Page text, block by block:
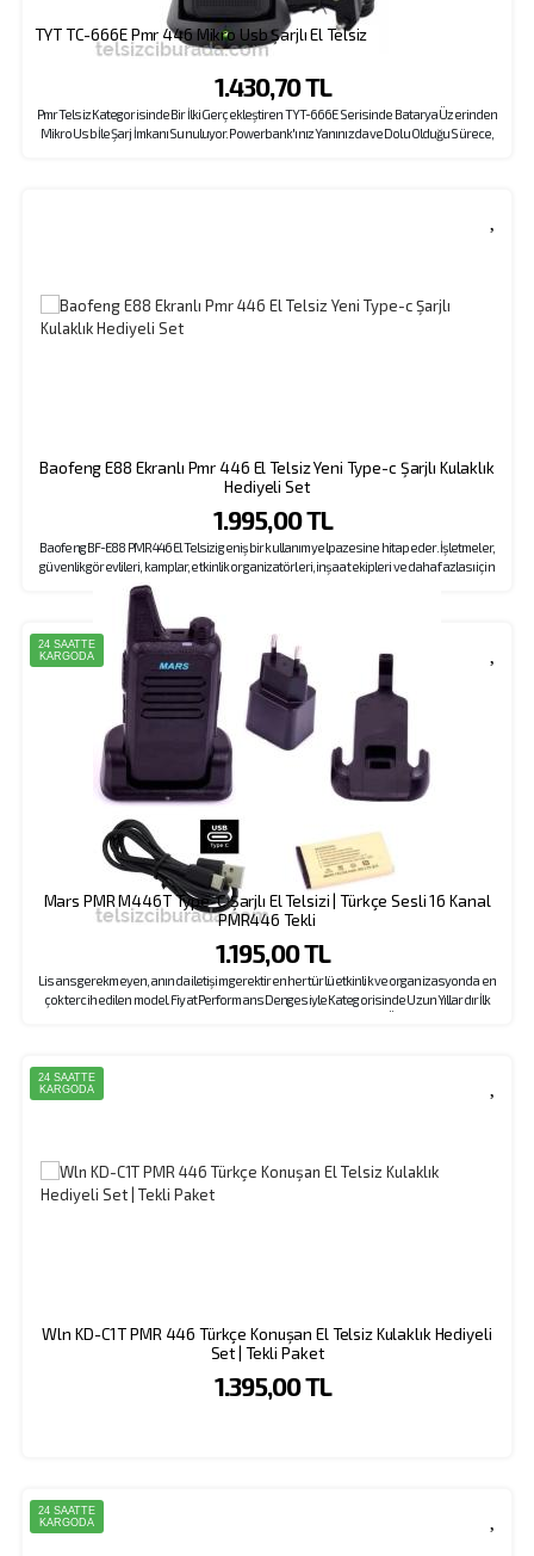
TYT TC-666E Pmr 446 Mikro Usb Şarjlı El Telsiz
1.430,70 TL
Pmr Telsiz Kategorisinde Bir İlki Gerçekleştiren TYT-666E Serisinde Batarya Üzerinden
Mikro Usb İle Şarj İmkanı Sunuluyor. Powerbank'ınız Yanınızda ve Dolu Olduğu Sürece,
Baofeng E88 Ekranlı Pmr 446 El Telsiz Yeni Type-c Şarjlı Kulaklık
Hediyeli Set
1.995,00 TL
Baofeng BF-E88 PMR 446 El Telsizi geniş bir kullanım yelpazesine hitap eder. İşletmeler,
güvenlik görevlileri, kamplar, etkinlik organizatörleri, inşaat ekipleri ve daha fazlası için
mükemmel bir iletişim çözümü sunar. BF-E88 PMR el telsizi sağlamlığı, güvenilirliği ve
kullanım kolaylığı ile dikkat çeker. Ekrandan kolay kanal seçme, melodili çağrı gönderme,
el feneri özellikleri ön plandadır. Ürünümüze kampanya kapsamında kulaklık dahildir.
24 SAATTE
KARGODA
Mars PMR M446T Type-C Şarjlı El Telsizi | Türkçe Sesli 16 Kanal
PMR446 Tekli
1.195,00 TL
Lisans gerekmeyen, anında iletişim gerektiren her türlü etkinlik ve organizasyonda en
çok tercih edilen model. Fiyat Performans Dengesiyle Kategorisinde Uzun Yıllardır İlk
24 SAATTE
KARGODA
Wln KD-C1T PMR 446 Türkçe Konuşan El Telsiz Kulaklık Hediyeli
Set | Tekli Paket
1.395,00 TL
24 SAATTE
KARGODA